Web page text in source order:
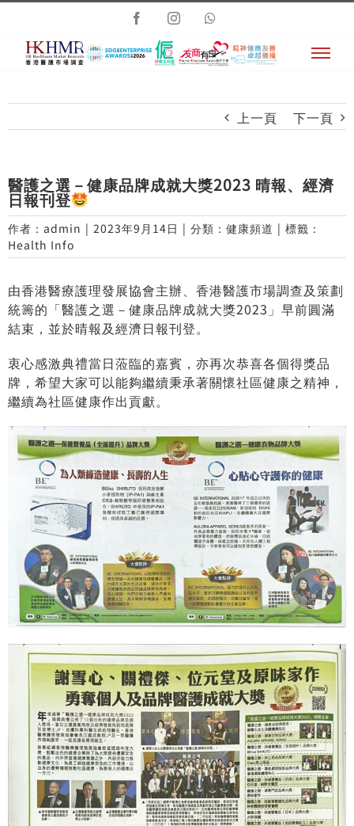
Skip
content
FacebookInstagram
上一頁 下一頁
醫護之選－健康品牌成就大獎2023 晴報、經濟
日報刊登
作者： admin | 2023年9月14日 | 分類： 健康頻道 | 標籤：
Health Info
由香港醫療護理發展協會主辦、香港醫護市場調查及策劃
統籌的「醫護之選－健康品牌成就大獎2023」早前圓滿
結束，並於晴報及經濟日報刊登。
衷心感激典禮當日蒞臨的嘉賓，亦再次恭喜各個得獎品
牌，希望大家可以能夠繼續秉承著關懷社區健康之精神，
繼續為社區健康作出貢獻。